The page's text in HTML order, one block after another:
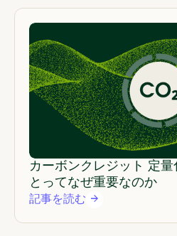
カーボンクレジット 定
とってなぜ重要なのか
記事を読む